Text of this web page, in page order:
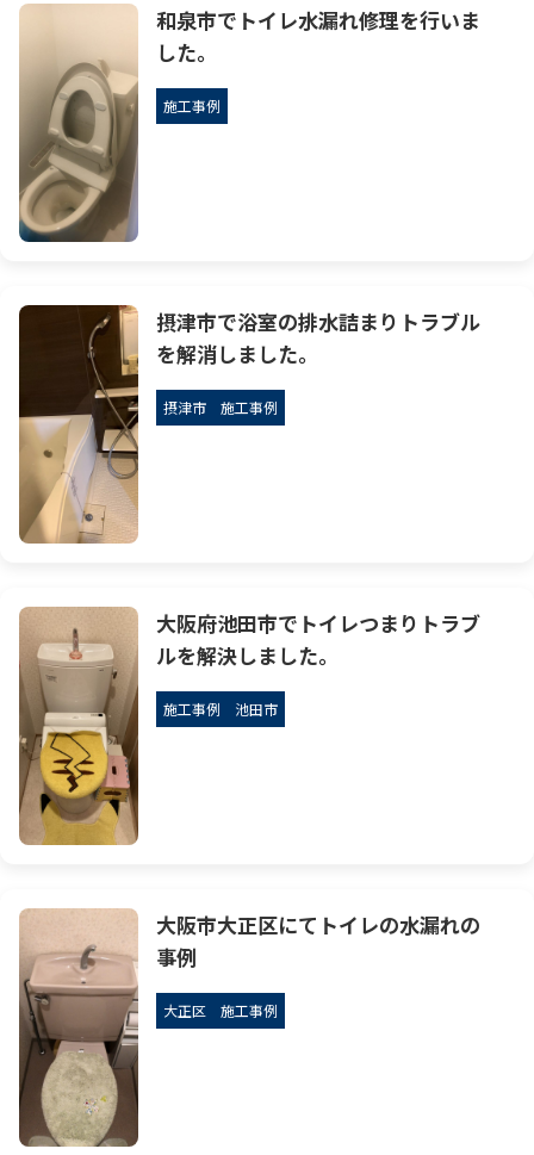
和泉市でトイレ水漏れ修理を行いま
した。
施工事例
摂津市で浴室の排水詰まりトラブル
を解消しました。
摂津市 施工事例
大阪府池田市でトイレつまりトラブ
ルを解決しました。
施工事例 池田市
大阪市大正区にてトイレの水漏れの
事例
大正区 施工事例